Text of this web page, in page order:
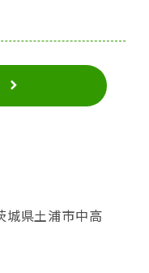
城県土浦市中高